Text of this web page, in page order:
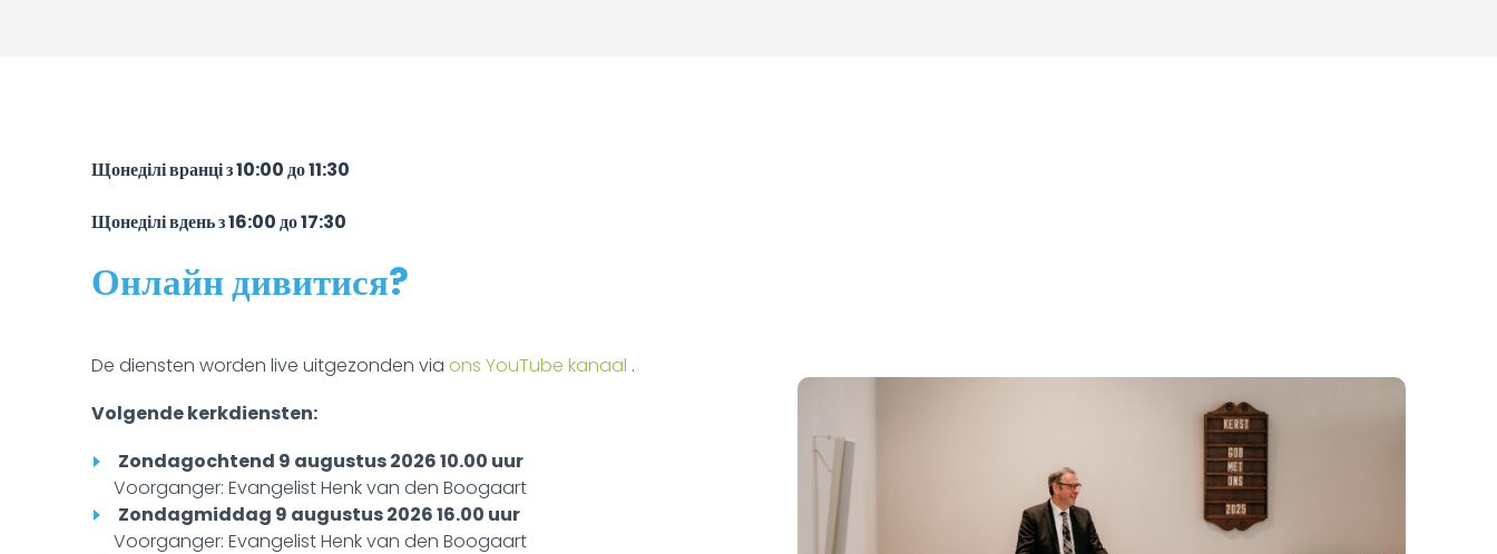
Щонеділі вранці з 10:00 до 11:30
Щонеділі вдень з 16:00 до 17:30
Онлайн дивитися?
De diensten worden live uitgezonden via ons YouTube kanaal .
Volgende kerkdiensten:
Zondagochtend 9 augustus 2026 10.00 uur
Voorganger: Evangelist Henk van den Boogaart
Zondagmiddag 9 augustus 2026 16.00 uur
Voorganger: Evangelist Henk van den Boogaart